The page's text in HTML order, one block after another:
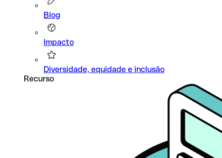
Blog
Impacto
Diversidade, equidade e inclusão
Recurso